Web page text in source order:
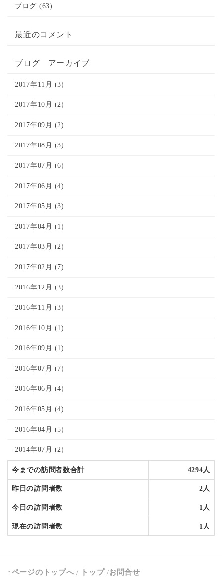
ブログ (63)
最近のコメント
ブログ アーカイブ
2017年11月 (3)
2017年10月 (2)
2017年09月 (2)
2017年08月 (3)
2017年07月 (6)
2017年06月 (4)
2017年05月 (3)
2017年04月 (1)
2017年03月 (2)
2017年02月 (7)
2016年12月 (3)
2016年11月 (3)
2016年10月 (1)
2016年09月 (1)
2016年07月 (7)
2016年06月 (4)
2016年05月 (4)
2016年04月 (5)
2014年07月 (2)
今までの訪問者数合計 4294人
昨日の訪問者数 2人
今日の訪問者数 1人
現在の訪問者数 1人
↑ページのトップへ / トップ/お問合せ